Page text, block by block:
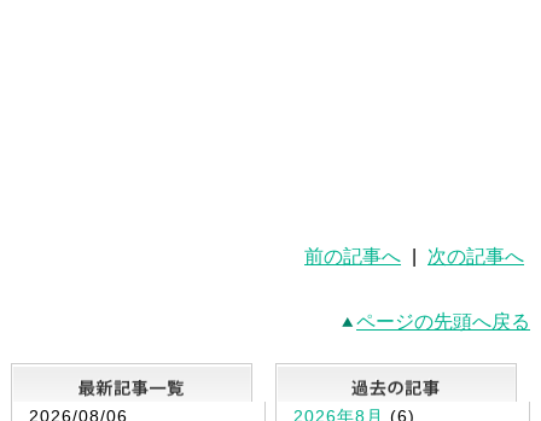
前の記事へ 次の記事へ
ページの先頭へ戻る
最新記事一覧
2026/08/06
2026年8月 (6)